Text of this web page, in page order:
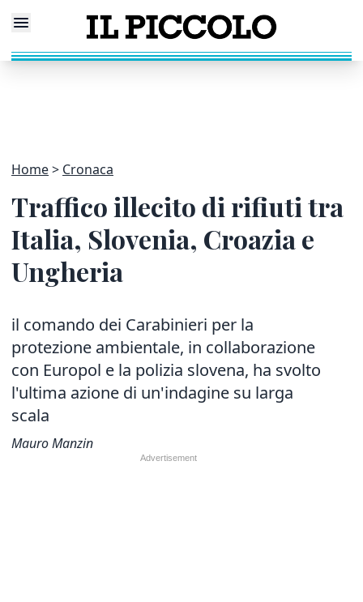
Home Cronaca
Traffico illecito di rifiuti tra
Italia, Slovenia, Croazia e
Ungheria
il comando dei Carabinieri per la
protezione ambientale, in collaborazione
con Europol e la polizia slovena, ha svolto
l'ultima azione di un'indagine su larga
scala
Mauro Manzin